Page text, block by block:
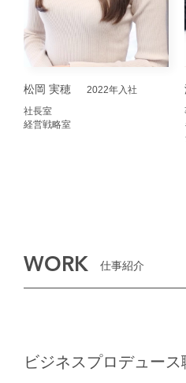
松岡 実穂
2022年入社
社長室
経営戦略室
WORK 仕事紹介
ビジネスプロデュース